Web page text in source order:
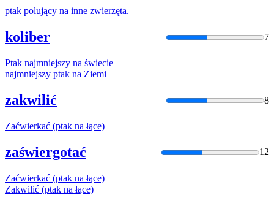
ptak polujący na inne zwierzęta.
koliber 7
Ptak najmniejszy na świecie
najmniejszy ptak na Ziemi
zakwilić 8
Zaćwierkać (ptak na łące)
zaświergotać 12
Zaćwierkać (ptak na łące)
Zakwilić (ptak na łące)